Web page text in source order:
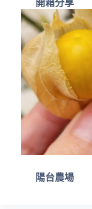
開箱分享
陽台農場